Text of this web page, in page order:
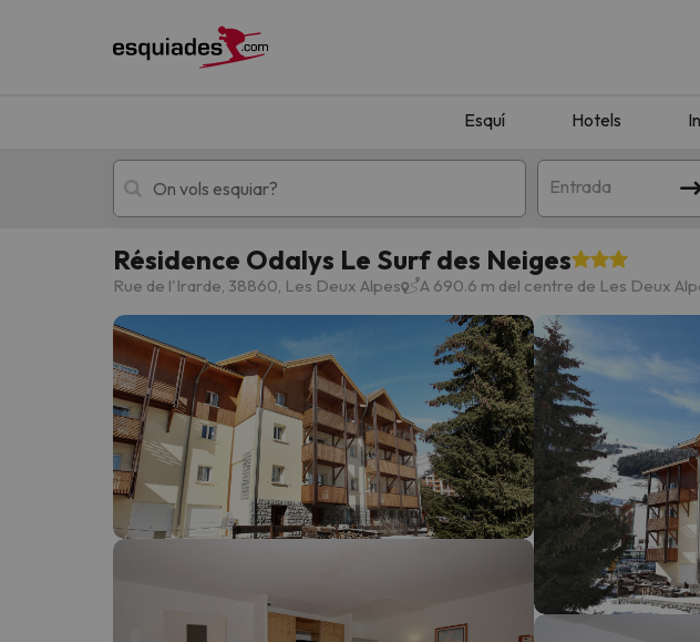
Esquí Hotels
Entrada
Esquí Escapades
!Vaja! No hem trobat resultats que coincideixin amb la teva cerca.
Vaja! Sembla que el nostre cercador ha perdut el nord. Quan trobi la
Résidence Odalys Le Surf des Neiges
Rue de l'Irarde, 38860, Les Deux Alpes A 690.6 m del centre de Les Deux